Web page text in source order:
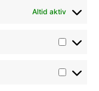
Altid aktiv
𝘀𝗽𝗶𝗹𝗹𝗲𝗿
17. april 2026
Velkommen
7. februar